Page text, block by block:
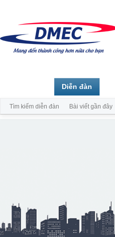
Diễn đàn
Tìm kiếm diễn đàn Bài viết gần đây